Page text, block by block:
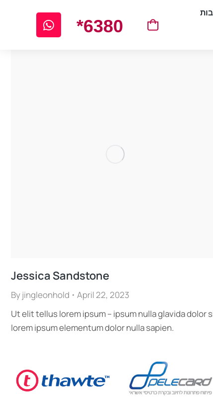
*6380
Jessica Sandstone
Byjingleonhold
April 22, 2023
Ut elit tellus lorem ipsum – ipsum nulla glavida dolor
lorem ipsum elementum dolor nulla sapien.